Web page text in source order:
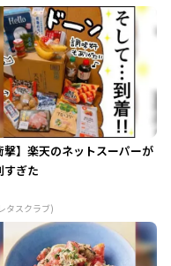
撃】楽天のネットスーパーが
すぎた
タスクラブ)